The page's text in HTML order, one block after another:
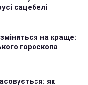
сацебелі
на краще:
гороскопа
як